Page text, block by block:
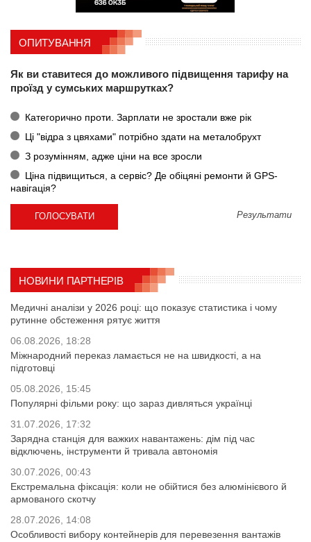
ОПИТУВАННЯ
Як ви ставитеся до можливого підвищення тарифу на
проїзд у сумських маршрутках?
Категорично проти. Зарплати не зростали вже рік
Ці "відра з цвяхами" потрібно здати на металобрухт
З розумінням, адже ціни на все зросли
Ціна підвищиться, а сервіс? Де обіцяні ремонти й GPS-
навігація?
Результати
НОВИНИ ПАРТНЕРІВ
Медичні аналізи у 2026 році: що показує статистика і чому
рутинне обстеження рятує життя
06.08.2026, 18:28
Міжнародний переказ ламається не на швидкості, а на
підготовці
05.08.2026, 15:45
Популярні фільми року: що зараз дивляться українці
31.07.2026, 17:32
Зарядна станція для важких навантажень: дім під час
відключень, інструменти й тривала автономія
30.07.2026, 00:43
Екстремальна фіксація: коли не обійтися без алюмінієвого й
армованого скотчу
28.07.2026, 14:08
Особливості вибору контейнерів для перевезення вантажів